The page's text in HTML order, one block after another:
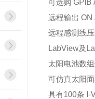
可选购 GPIB
远程输出 ON
远程感测线
LabView及
太阳电池数
可仿真太阳
具有100条 I-